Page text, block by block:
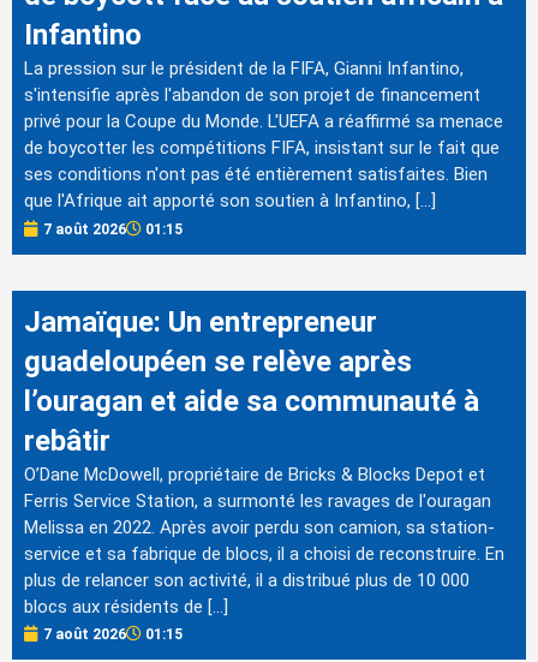
Infantino
La pression sur le président de la FIFA, Gianni Infantino,
s'intensifie après l'abandon de son projet de financement
privé pour la Coupe du Monde. L'UEFA a réaffirmé sa menace
de boycotter les compétitions FIFA, insistant sur le fait que
ses conditions n'ont pas été entièrement satisfaites. Bien
que l'Afrique ait apporté son soutien à Infantino, […]
7 août 2026 01:15
Jamaïque: Un entrepreneur
guadeloupéen se relève après
l’ouragan et aide sa communauté à
rebâtir
O’Dane McDowell, propriétaire de Bricks & Blocks Depot et
Ferris Service Station, a surmonté les ravages de l'ouragan
Melissa en 2022. Après avoir perdu son camion, sa station-
service et sa fabrique de blocs, il a choisi de reconstruire. En
plus de relancer son activité, il a distribué plus de 10 000
blocs aux résidents de […]
7 août 2026 01:15